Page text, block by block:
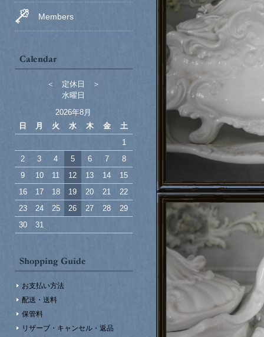
Members
＜ 定休日 ＞
水曜日
2026年8月
日
月 火 水 木 金
土
1
2
3 4 5 6 7
8
9
10 11 12 13 14
15
16
17 18 19 20 21
22
23
24 25 26 27 28
29
30
31
お支払い方法
配送・送料
保管料
リザーブ・キャンセル・返品